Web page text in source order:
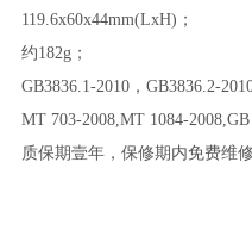
119.6x60x44mm(LxH)；
约182g；
GB3836.1-2010，GB3836.2-
MT 703-2008,MT 1084-2008,GB
质保期壹年，保修期内免费维修